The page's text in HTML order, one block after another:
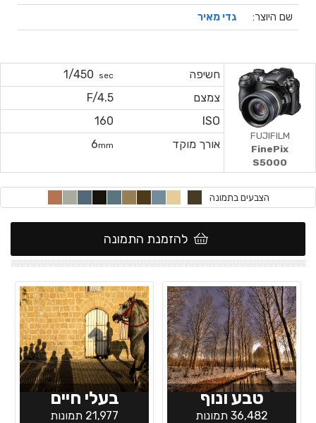
שם היוצר: גדי מאיר
חשיפה sec
1/450
צמצם
F/4.5
ISO
160
אורך מוקד
6mm
FUJIFILM
FinePix
S5000
הצבעים בתמונה
להזמנת התמונה
טבע ונוף
36,482 תמונות
בעלי חיים
21,977 תמונות